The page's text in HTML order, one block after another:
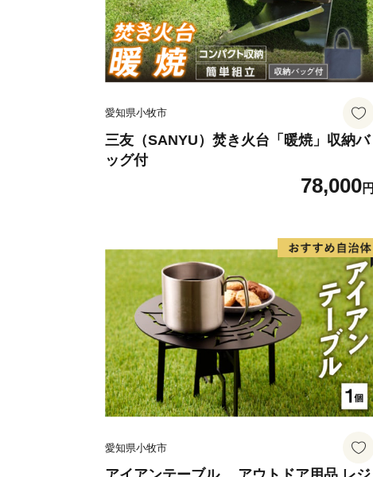
愛知県小牧市
三友（SANYU）焚き火台「暖焼」収納バ
ッグ付
78,000円
愛知県小牧市